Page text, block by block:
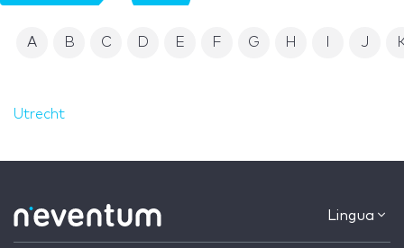
A B C D E F G H J
Utrecht
Lingua